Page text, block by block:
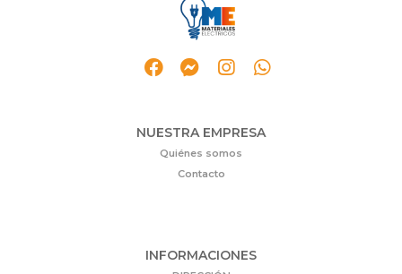
NUESTRA EMPRESA
Quiénes somos
Contacto
INFORMACIONES